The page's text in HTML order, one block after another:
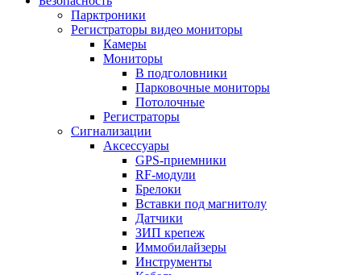
Парктроники
Регистраторы видео мониторы
Камеры
Мониторы
В подголовники
Парковочные мониторы
Потолочные
Регистраторы
Сигнализации
Аксессуары
GPS-приемники
RF-модули
Брелоки
Вставки под магнитолу
Датчики
ЗИП крепеж
Иммобилайзеры
Инструменты